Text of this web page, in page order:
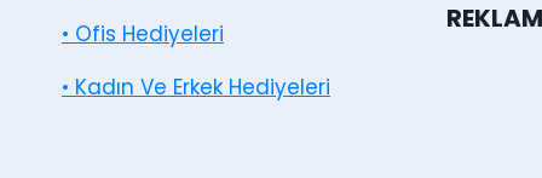
• Ofis Hediyeleri
• Kadın Ve Erkek Hediyeleri